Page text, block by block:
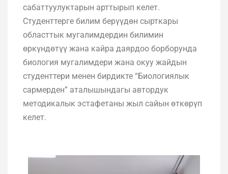
сабаттуулуктарын арттырып келет.
Студенттерге билим берүүдөн сырткары
областтык мугалимдердин билимин
өркүндөтүү жана кайра даярдоо борборунда
биология мугалимдери жана окуу жайдын
студенттери менен бирдикте “Биологиялык
сармерден” аталышындагы автордук
методикалык эстафетаны жыл сайын өткөрүп
келет.